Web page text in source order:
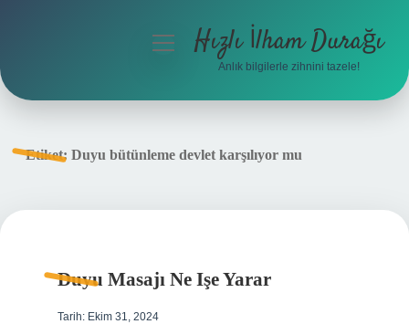
menüyüHızlı İlham Durağı
Anlık bilgilerle zihnini tazele!
Etiket: Duyu bütünleme devlet karşılıyor mu
Duyu Masajı Ne Işe Yarar
Tarih: Ekim 31, 2024